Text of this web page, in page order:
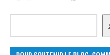
Rechercher